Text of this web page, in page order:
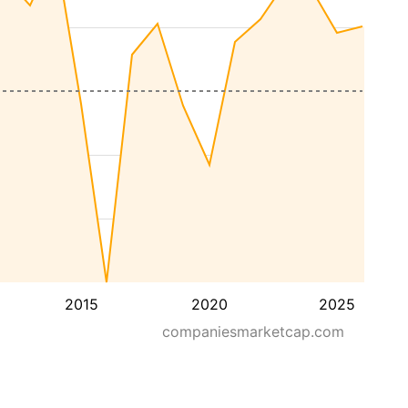
2015 2020
2025
companiesmarketcap.com